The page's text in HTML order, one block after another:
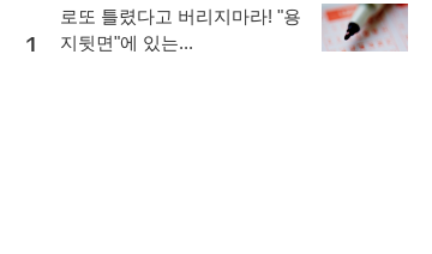
1
로또 틀렸다고 버리지마라! "용
지뒷면"에 있는...